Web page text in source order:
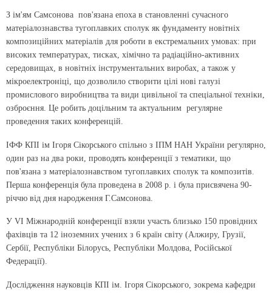
З ім'ям Самсонова пов'язана епоха в становленні сучасного
матеріалознавства тугоплавких сполук як фундаменту новітніх
композиційних матеріалів для роботи в екстремальних умовах: при
високих температурах, тисках, хімічно та радіаційно-активних
середовищах, в новітніх інструментальних виробах, а також у
мікроелектроніці, що дозволило створити цілі нові галузі
промислового виробництва та види цивільної та спеціальної техніки,
озброєння. Це робить доцільним та актуальним регулярне
проведення таких конференцій.
ІФФ КПІ ім Ігоря Сікорського спільно з ІПМ НАН України регулярно,
один раз на два роки, проводять конференції з тематики, що
пов'язана з матеріалознавством тугоплавких сполук та композитів.
Перша конференція була проведена в 2008 р. і була присвячена 90-
річчю від дня народження Г.Самсонова.
У VI Міжнародній конференції взяли участь близько 150 провідних
фахівців та 12 іноземних учених з 6 країн світу (Алжиру, Грузії,
Сербії, Республіки Білорусь, Республіки Молдова, Російської
Федерації).
Дослідження науковців КПІ ім. Ігоря Сікорського, зокрема кафедри